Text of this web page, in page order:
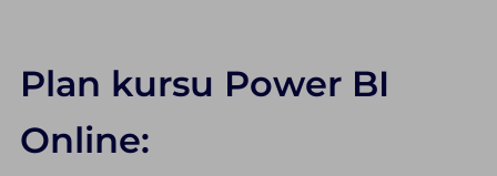
Plan kursu Power BI
Online: